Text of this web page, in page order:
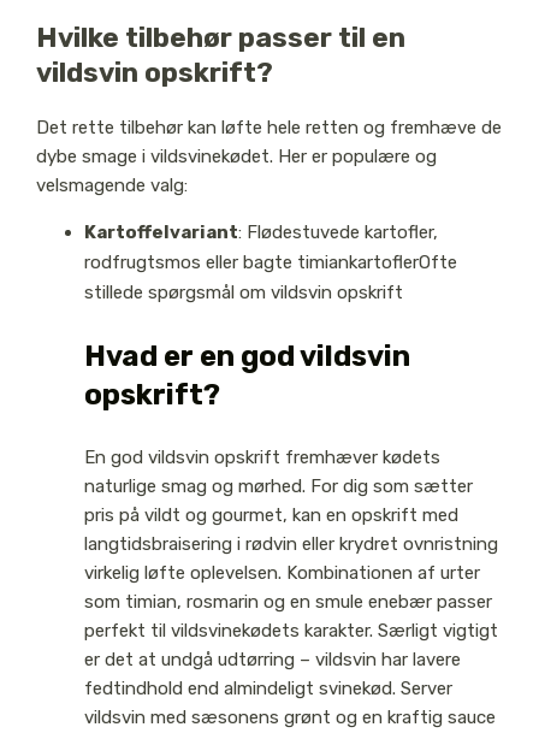
Hvilke tilbehør passer til en
vildsvin opskrift?
Det rette tilbehør kan løfte hele retten og fremhæve de
dybe smage i vildsvinekødet. Her er populære og
velsmagende valg:
Kartoffelvariant: Flødestuvede kartofler,
rodfrugtsmos eller bagte timiankartoflerOfte
stillede spørgsmål om vildsvin opskrift
Hvad er en god vildsvin
opskrift?
En god vildsvin opskrift fremhæver kødets
naturlige smag og mørhed. For dig som sætter
pris på vildt og gourmet, kan en opskrift med
langtidsbraisering i rødvin eller krydret ovnristning
virkelig løfte oplevelsen. Kombinationen af urter
som timian, rosmarin og en smule enebær passer
perfekt til vildsvinekødets karakter. Særligt vigtigt
er det at undgå udtørring – vildsvin har lavere
fedtindhold end almindeligt svinekød. Server
vildsvin med sæsonens grønt og en kraftig sauce